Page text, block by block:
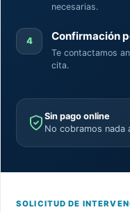
necesarias.
4 Confirmación
Te contactamos
cita.
Sin pago online
No cobramos nada
SOLICITUD DE